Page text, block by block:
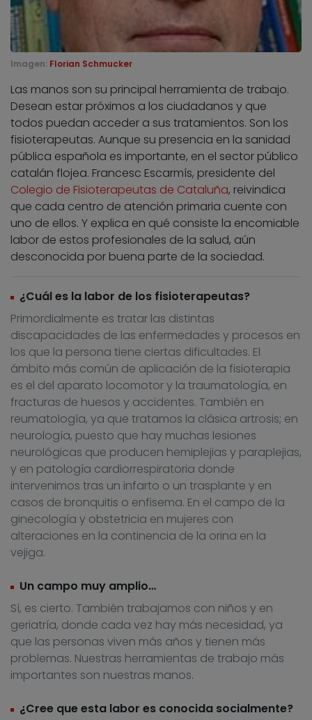
Imagen: Florian Schmucker
Las manos son su principal herramienta de trabajo.
Desean estar próximos a los ciudadanos y que
todos puedan acceder a sus tratamientos. Son los
fisioterapeutas. Aunque su presencia en la sanidad
pública española es importante, en el sector público
catalán flojea. Francesc Escarmís, presidente del
Colegio de Fisioterapeutas de Cataluña, reivindica
que cada centro de atención primaria cuente con
uno de ellos. Y explica en qué consiste la encomiable
labor de estos profesionales de la salud, aún
desconocida por buena parte de la sociedad.
¿Cuál es la labor de los fisioterapeutas?
Primordialmente es tratar las distintas
discapacidades de las enfermedades y procesos en
los que la persona tiene ciertas dificultades. El
ámbito más común de aplicación de la fisioterapia
es el del aparato locomotor y la traumatología, en
fracturas de huesos y accidentes. También en
reumatología, ya que tratamos la clásica artrosis; en
neurología, puesto que hay muchas lesiones
neurológicas que producen hemiplejias y paraplejias,
y en patología cardiorrespiratoria donde
intervenimos tras un infarto o un trasplante y en
casos de bronquitis o enfisema. En el campo de la
ginecología y obstetricia en mujeres con
alteraciones en la continencia de la orina en la
vejiga.
Un campo muy amplio…
Sí, es cierto. También trabajamos con niños y en
geriatría, donde cada vez hay más necesidad, ya
que las personas viven más años y tienen más
problemas. Nuestras herramientas de trabajo más
importantes son nuestras manos.
¿Cree que esta labor es conocida socialmente?